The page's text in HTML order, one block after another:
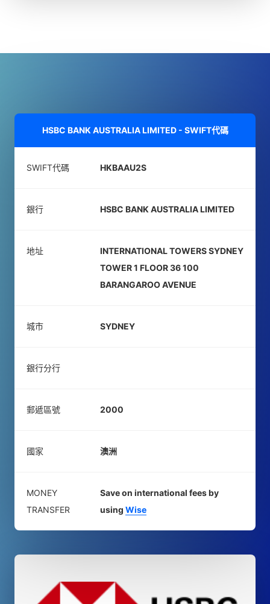
HSBC BANK AUSTRALIA LIMITED - SWIFT代碼
SWIFT代碼 HKBAAU2S
銀行 HSBC BANK AUSTRALIA LIMITED
地址
INTERNATIONAL TOWERS SYDNEY
TOWER 1 FLOOR 36 100
BARANGAROO AVENUE
城市 SYDNEY
銀行分行
郵遞區號 2000
國家 澳洲
MONEY
TRANSFER
Save on international fees by
using Wise